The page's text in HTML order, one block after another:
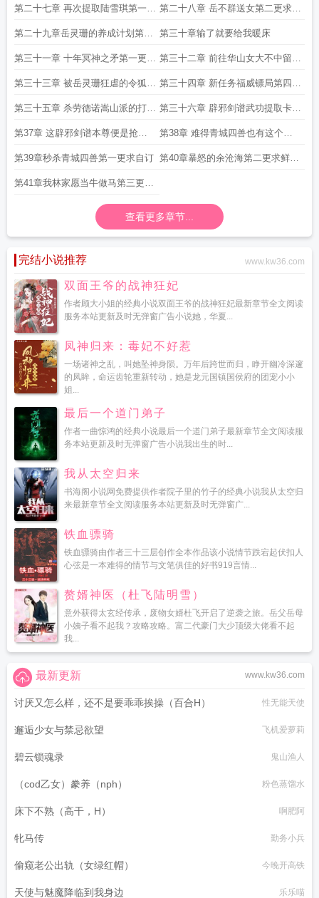
求自订 求鲜花 求评价
第二十七章 再次提取陆雪琪第一更
求鲜花求评价
第二十八章 岳不群送女第二更求鲜
花求评价
第二十九章岳灵珊的养成计划第三
更求鲜花求评价
第三十章输了就要给我暖床
第三十一章 十年冥神之矛第一更求
鲜花求评价
第三十二章 前往华山女大不中留第
二更求鲜花求评价
第三十三章 被岳灵珊狂虐的令狐冲
第三更求鲜花求评价
第三十四章 新任务福威镖局第四更
求鲜花求评价
第三十五章 杀劳德诺嵩山派的打算
第一更求鲜花求评价
第三十六章 辟邪剑谱武功提取卡第
二更求自订
第37章 这辟邪剑谱本尊便是抢夺
又如何第三更求自订
第38章 难得青城四兽也有这个见
识第四更求自订
第39章秒杀青城四兽第一更求自订 第40章暴怒的余沧海第二更求鲜花
第41章我林家愿当牛做马第三更求
查看更多章节...
完结小说推荐 www.kw36.com
双面王爷的战神狂妃
作者顾大小姐的经典小说双面王爷的战神狂妃最新章节全文阅读
服务本站更新及时无弹窗广告小说她，华夏...
凤神归来：毒妃不好惹
一场诸神之乱，叫她坠神身陨。万年后跨世而归，睁开幽冷深邃
的凤眸，命运齿轮重新转动，她是龙元国镇国侯府的团宠小小
姐...
最后一个道门弟子
作者一曲惊鸿的经典小说最后一个道门弟子最新章节全文阅读服
务本站更新及时无弹窗广告小说我出生的时...
我从太空归来
书海阁小说网免费提供作者院子里的竹子的经典小说我从太空归
来最新章节全文阅读服务本站更新及时无弹窗广...
铁血骠骑
铁血骠骑由作者三十三层创作全本作品该小说情节跌宕起伏扣人
心弦是一本难得的情节与文笔俱佳的好书919言情...
赘婿神医（杜飞陆明雪）
意外获得太玄经传承，废物女婿杜飞开启了逆袭之旅。岳父岳母
小姨子看不起我？攻略攻略。富二代豪门大少顶级大佬看不起
我...
www.kw36.com
最新更新
讨厌又怎么样，还不是要乖乖挨操（百合H） 性无能天使
邂逅少女与禁忌欲望 飞机爱萝莉
碧云锁魂录 鬼山渔人
（cod乙女）豢养（nph） 粉色蒸馏水
床下不熟（高干，H） 啊肥阿
牝马传 勤务小兵
偷窥老公出轨（女绿红帽） 今晚开高铁
天使与魅魔降临到我身边 乐乐喵